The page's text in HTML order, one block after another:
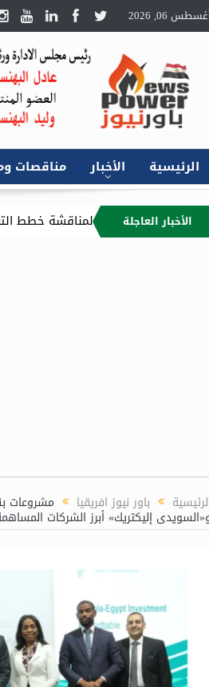
06, 2026
الرئيسية الأخبار مناقصات
الأخبار العاجلة
لمناقشة خطط التوسع في المملكة
الواقعة فردية وتمت تسويتها
باور نيوز افريقيا
إليكتريك» أبرز الشركات